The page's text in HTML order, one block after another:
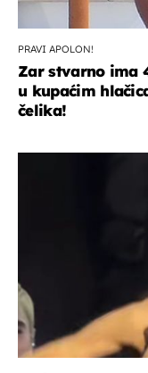
PRAVI APOLON!
Zar stvarno ima
u kupaćim
čelika!